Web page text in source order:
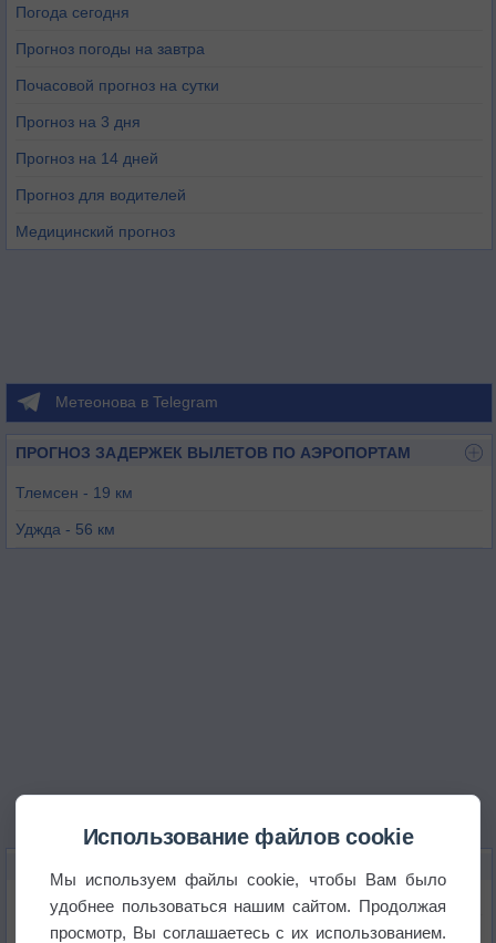
Погода сегодня
Прогноз погоды на завтра
Почасовой прогноз на сутки
Прогноз на 3 дня
Прогноз на 14 дней
Прогноз для водителей
Медицинский прогноз
Метеонова в Telegram
ПРОГНОЗ ЗАДЕРЖЕК ВЫЛЕТОВ ПО АЭРОПОРТАМ
Тлемсен - 19 км
Уджда - 56 км
Температура
Давление
Использование файлов cookie
Мы используем файлы cookie, чтобы Вам было
удобнее пользоваться нашим сайтом. Продолжая
просмотр, Вы соглашаетесь с их использованием.